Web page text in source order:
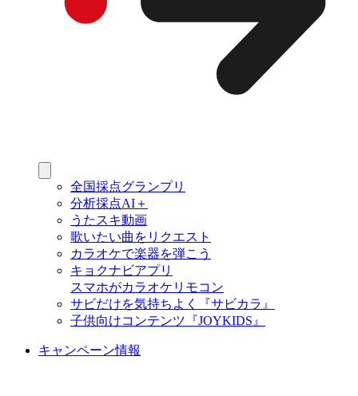
全国採点グランプリ
分析採点AI＋
うたスキ動画
歌いたい曲をリクエスト
カラオケで楽器を弾こう
キョクナビアプリ
スマホがカラオケリモコン
サビだけを気持ちよく『サビカラ』
子供向けコンテンツ『JOYKIDS』
キャンペーン情報